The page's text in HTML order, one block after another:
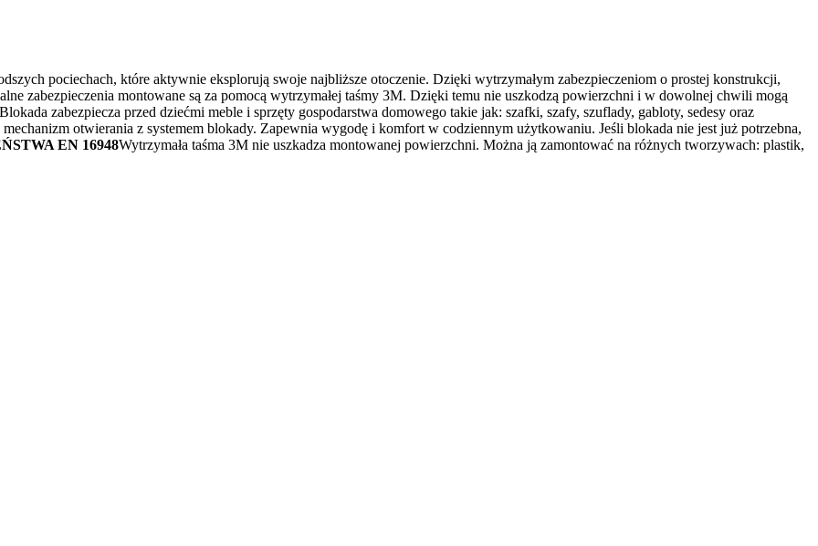
pociechach, które aktywnie eksplorują swoje najbliższe otoczenie. Dzięki wytrzymałym zabezpieczeniom o prostej konstrukcji,
zabezpieczenia montowane są za pomocą wytrzymałej taśmy 3M. Dzięki temu nie uszkodzą powierzchni i w dowolnej chwili mogą
Blokada zabezpiecza przed dziećmi meble i sprzęty gospodarstwa domowego takie jak: szafki, szafy, szuflady, gabloty, sedesy oraz
otwierania z systemem blokady. Zapewnia wygodę i komfort w codziennym użytkowaniu. Jeśli blokada nie jest już potrzebna,
EN 16948Wytrzymała taśma 3M nie uszkadza montowanej powierzchni. Można ją zamontować na różnych tworzywach: plastik,